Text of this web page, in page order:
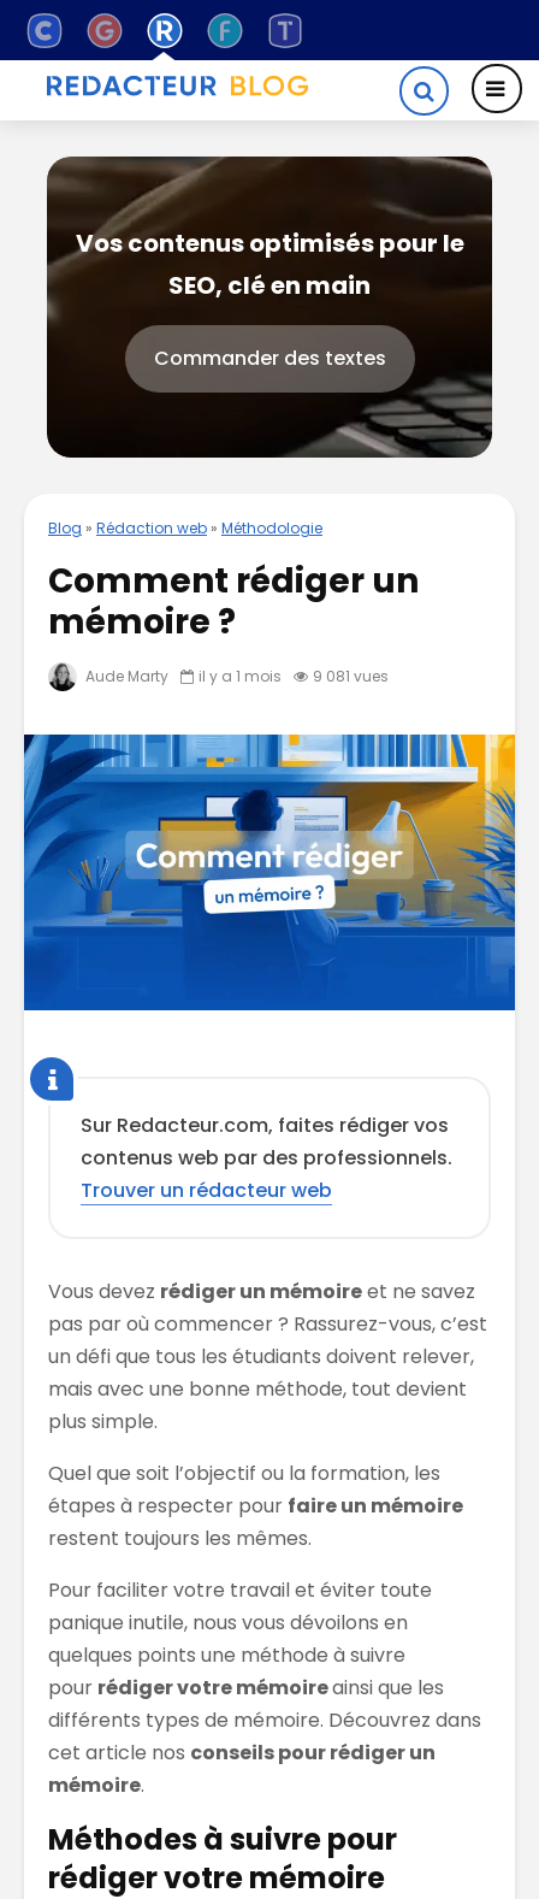
Vos contenus optimisés pour le
SEO, clé en main
Commander des textes
Blog » Rédaction web » Méthodologie
Comment rédiger un
mémoire ?
Aude Marty il y a 1 mois 9 081 vues
Sur Redacteur.com, faites rédiger vos
contenus web par des professionnels.
Trouver un rédacteur web
Vous devez rédiger un mémoireet ne savez
pas par où commencer ? Rassurez-vous, c’est
un défi que tous les étudiants doivent relever,
mais avec une bonne méthode, tout devient
plus simple.
Quel que soit l’objectif ou la formation, les
étapes à respecter pour faire un mémoire
restent toujours les mêmes.
Pour faciliter votre travail et éviter toute
panique inutile, nous vous dévoilons en
quelques points une méthode à suivre
pour rédiger votre mémoireainsi que les
différents types de mémoire. Découvrez dans
cet article nos conseils pour rédiger un
mémoire.
Méthodes à suivre pour
rédiger votre mémoire